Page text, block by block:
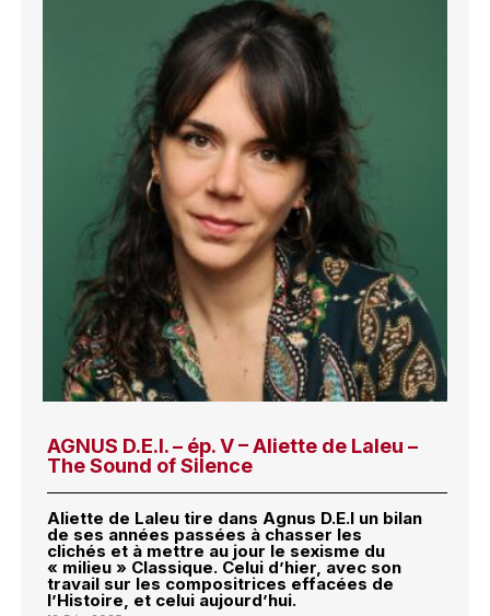
AGNUS D.E.I. – ép. V – Aliette de Laleu –
The Sound of Silence
Aliette de Laleu tire dans Agnus D.E.I un bilan
de ses années passées à chasser les
clichés et à mettre au jour le sexisme du
« milieu » Classique. Celui d’hier, avec son
travail sur les compositrices effacées de
l’Histoire, et celui aujourd’hui.